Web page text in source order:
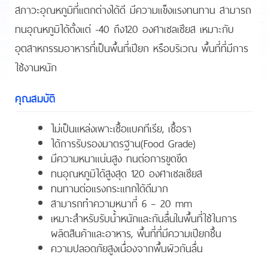
สภาวะอุณหภูมิที่แตกต่างได้ดี มีความแข็งแรงทนทาน สามารถ
ทนอุณหภูมิได้ตั้งแต่ -40 ถึง120 องศาเซลเซียส เหมาะกับ
อุตสาหกรรมอาหารที่เป็นพื้นที่เปียก หรือบริเวณ พื้นที่ที่มีการ
ใช้งานหนัก
คุณสมบัติ
ไม่เป็นแหล่งเพาะเชื้อแบคทีเรีย, เชื้อรา
ได้การรับรองมาตรฐาน(Food Grade)
มีความหนาแน่นสูง ทนต่อการขูดขีด
ทนอุณหภูมิได้สูงสุด 120 องศาเซลเซียส
ทนทานต่อแรงกระแทกได้ดีมาก
สามารถทำความหนาที่ 6 – 20 mm
เหมาะสำหรับรับน้ำหนักและกันลื่นในพื้นที่ใช้ในการ
ผลิตสินค้าและอาหาร, พื้นที่ที่มีความเปียกชื้น
ความปลอดภัยสูงเนื่องจากพื้นผิวกันลื่น